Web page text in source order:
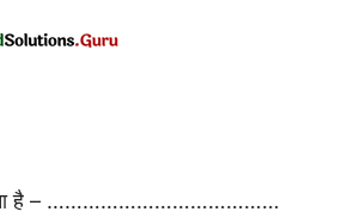
है – …………………………………